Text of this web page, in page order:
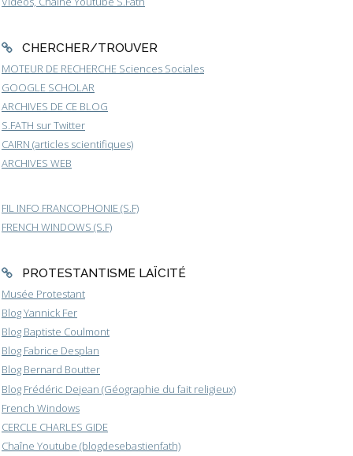
CHERCHER/TROUVER
MOTEUR DE RECHERCHE Sciences Sociales
GOOGLE SCHOLAR
ARCHIVES DE CE BLOG
S.FATH sur Twitter
CAIRN (articles scientifiques)
ARCHIVES WEB
FIL INFO FRANCOPHONIE (S.F)
FRENCH WINDOWS (S.F)
PROTESTANTISME LAÏCITÉ
Musée Protestant
Blog Yannick Fer
Blog Baptiste Coulmont
Blog Fabrice Desplan
Blog Bernard Boutter
Blog Frédéric Dejean (Géographie du fait religieux)
French Windows
CERCLE CHARLES GIDE
Chaîne Youtube (blogdesebastienfath)